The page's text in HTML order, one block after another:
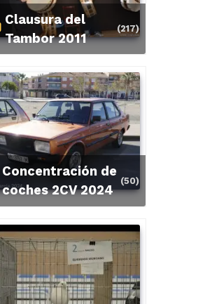
Clausura del
Tambor 2011
(217)
Concentración de
coches 2CV 2024
(50)